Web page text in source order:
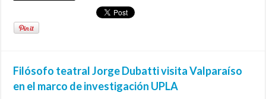
Filósofo teatral Jorge Dubatti visita Valparaíso
en el marco de investigación UPLA